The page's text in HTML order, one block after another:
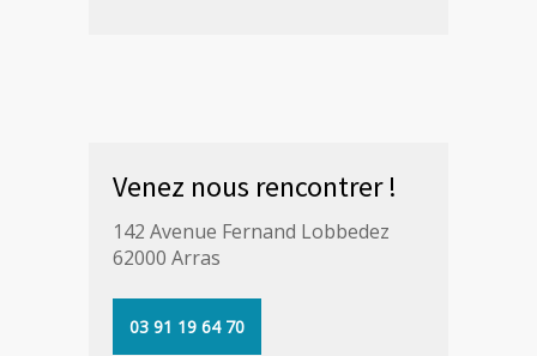
Venez nous rencontrer !
142 Avenue Fernand Lobbedez
62000 Arras
03 91 19 64 70